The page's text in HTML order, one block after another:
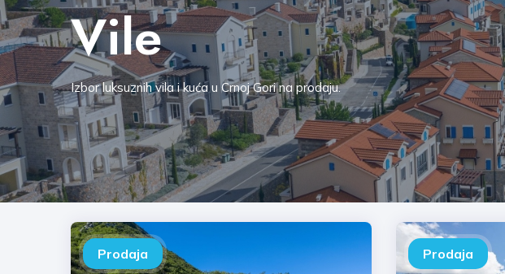
Vile
Izbor luksuznih vila i kuća u Crnoj Gori na prodaju.
Prodaja Prodaja